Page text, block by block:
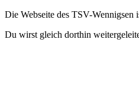
Die Webseite des TSV-Wennigsen
Du wirst gleich dorthin